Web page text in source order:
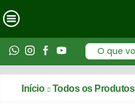
Início Todos os Produtos